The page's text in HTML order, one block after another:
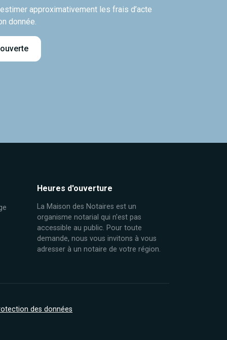
approximativement les frais d’acte
donnée.
Heures d'ouverture
La Maison des Notaires est un
organisme notarial qui n'est pas
accessible au public. Pour toute
demande, nous vous invitons à vous
adresser à un notaire de votre région.
des données